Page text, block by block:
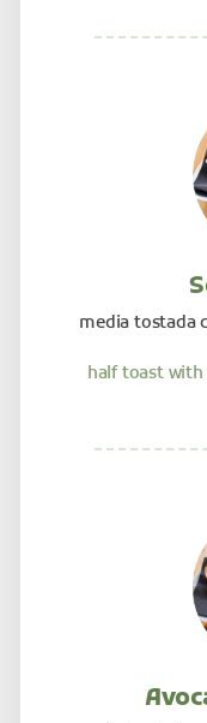
media tostada
half toast